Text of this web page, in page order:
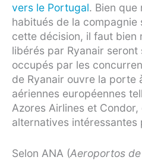
vers le Portugal. Bien
habitués de la compagnie
cette décision, il faut bien
libérés par Ryanair seront
occupés par les
de Ryanair ouvre la porte
aériennes européennes
Azores Airlines et
alternatives intéressantes
Selon ANA (Aeroportos